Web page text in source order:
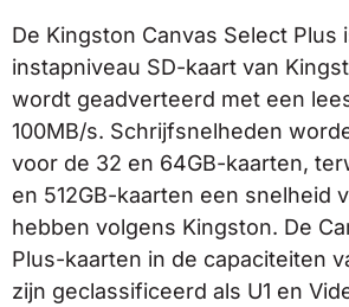
De Kingston Canvas Select Plus
instapniveau SD-kaart van
wordt geadverteerd met een
100MB/s. Schrijfsnelheden
voor de 32 en 64GB-kaarten,
en 512GB-kaarten een snelheid
hebben volgens Kingston. De
Plus-kaarten in de capaciteiten
zijn geclassificeerd als U1 en